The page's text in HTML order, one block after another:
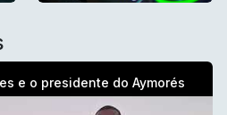
e o presidente do Aymorés